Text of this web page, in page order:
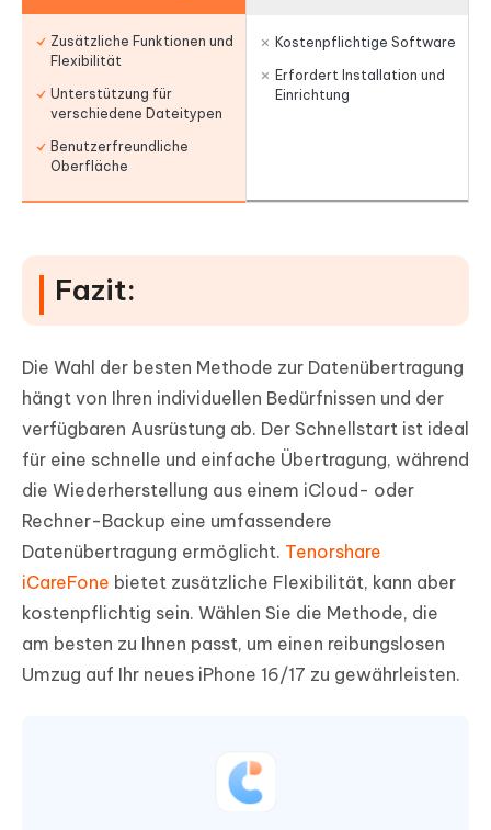
Zusätzliche Funktionen und
Flexibilität
Unterstützung für
verschiedene Dateitypen
Benutzerfreundliche
Oberfläche
Kostenpflichtige Software
Erfordert Installation und
Einrichtung
Fazit:
Die Wahl der besten Methode zur Datenübertragung
hängt von Ihren individuellen Bedürfnissen und der
verfügbaren Ausrüstung ab. Der Schnellstart ist ideal
für eine schnelle und einfache Übertragung, während
die Wiederherstellung aus einem iCloud- oder
Rechner-Backup eine umfassendere
Datenübertragung ermöglicht. Tenorshare
iCareFone bietet zusätzliche Flexibilität, kann aber
kostenpflichtig sein. Wählen Sie die Methode, die
am besten zu Ihnen passt, um einen reibungslosen
Umzug auf Ihr neues iPhone 16/17 zu gewährleisten.